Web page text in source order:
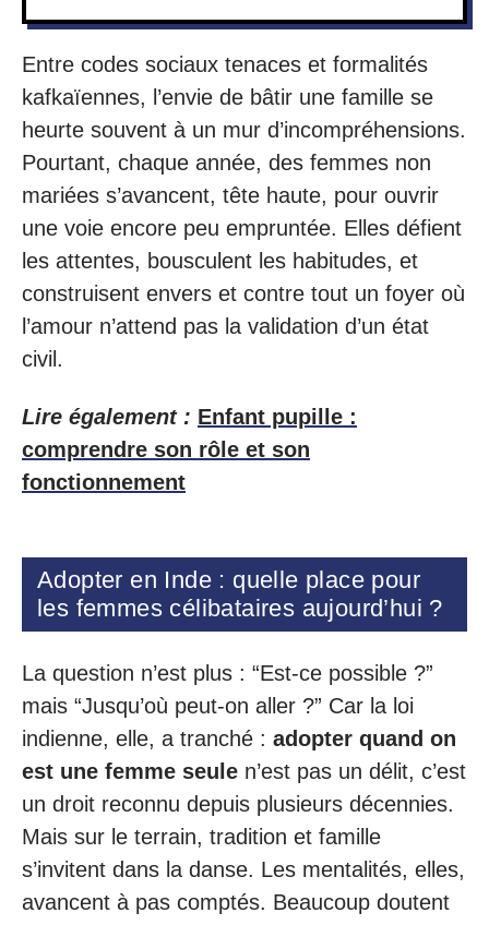
Entre codes sociaux tenaces et formalités
kafkaïennes, l’envie de bâtir une famille se
heurte souvent à un mur d’incompréhensions.
Pourtant, chaque année, des femmes non
mariées s’avancent, tête haute, pour ouvrir
une voie encore peu empruntée. Elles défient
les attentes, bousculent les habitudes, et
construisent envers et contre tout un foyer où
l’amour n’attend pas la validation d’un état
civil.
Lire également : Enfant pupille :
comprendre son rôle et son
fonctionnement
Adopter en Inde : quelle place pour
les femmes célibataires aujourd’hui ?
La question n’est plus : “Est-ce possible ?”
mais “Jusqu’où peut-on aller ?” Car la loi
indienne, elle, a tranché : adopter quand on
est une femme seule n’est pas un délit, c’est
un droit reconnu depuis plusieurs décennies.
Mais sur le terrain, tradition et famille
s’invitent dans la danse. Les mentalités, elles,
avancent à pas comptés. Beaucoup doutent